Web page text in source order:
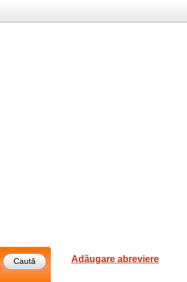
Adăugare abreviere